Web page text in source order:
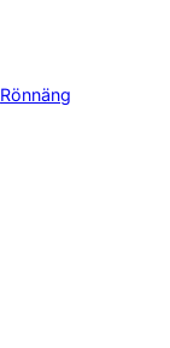
Rönnäng